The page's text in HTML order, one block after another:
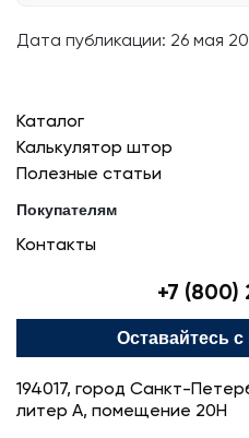
Дата публикации: 26 мая
Каталог
Калькулятор штор
Полезные статьи
Покупателям
Контакты
+7
Оставайтесь
194017, город Санкт-
литер А, помещение 20Н